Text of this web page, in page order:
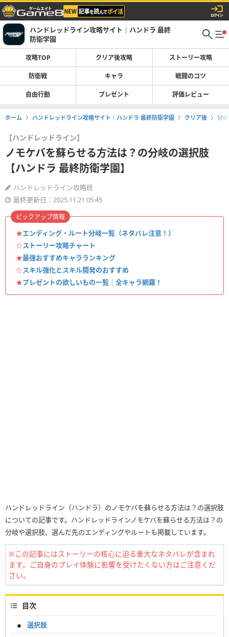
ハンドレッドライン攻略サイト｜ハンドラ 最終
防衛学園
攻略TOP クリア後攻略 ストーリー攻略
防衛戦 キャラ 戦闘のコツ
自由行動 プレゼント 評価レビュー
ホーム ハンドレッドライン攻略サイト｜ハンドラ 最終防衛学園 クリア後 分
【ハンドレッドライン】
ノモケバを蘇らせる方法は？の分岐の選択肢
【ハンドラ 最終防衛学園】
ハンドレッドライン攻略班
最終更新日：2025.11.21 05:45
★エンディング・ルート分岐一覧（ネタバレ注意！）
☆ストーリー攻略チャート
★最強おすすめキャラランキング
☆スキル強化とスキル開発のおすすめ
★プレゼントの欲しいもの一覧｜全キャラ網羅！
ピックアップ情報
ハンドレッドライン（ハンドラ）のノモケバを蘇らせる方法は？の選択肢
についての記事です。ハンドレッドラインノモケバを蘇らせる方法は？の
分岐や選択肢、選んだ先のエンディングやルートも掲載しています。
※この記事にはストーリーの核心に迫る重大なネタバレが含まれ
ます。ご自身のプレイ体験に影響を受けたくない方はご注意くだ
さい。
目次
選択肢